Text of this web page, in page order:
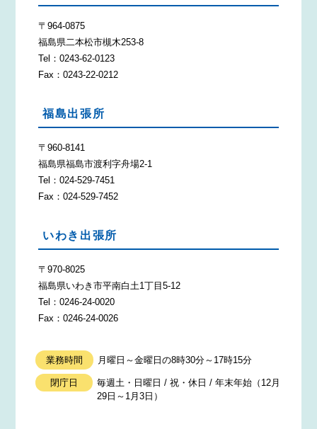
〒964-0875
福島県二本松市槻木253-8
Tel：0243-62-0123
Fax：0243-22-0212
福島出張所
〒960-8141
福島県福島市渡利字舟場2-1
Tel：024-529-7451
Fax：024-529-7452
いわき出張所
〒970-8025
福島県いわき市平南白土1丁目5-12
Tel：0246-24-0020
Fax：0246-24-0026
業務時間 月曜日～金曜日の8時30分～17時15分
閉庁日
毎週土・日曜日 / 祝・休日 / 年末年始（12月
29日～1月3日）